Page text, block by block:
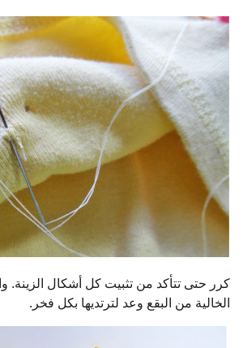
كرر حتى تتأكد من تثبيت كل أشكال الزينة.
الخالية من البقع وعد لترتديها بكل فخر.